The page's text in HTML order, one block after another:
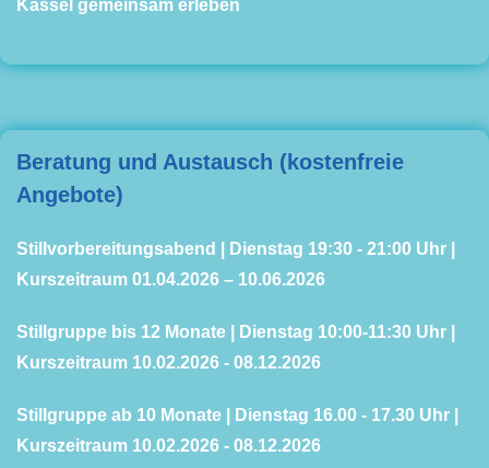
Kassel gemeinsam erleben
Beratung und Austausch (kostenfreie
Angebote)
Stillvorbereitungsabend | Dienstag 19:30 - 21:00 Uhr |
Kurszeitraum 01.04.2026 – 10.06.2026
Stillgruppe bis 12 Monate | Dienstag 10:00-11:30 Uhr |
Kurszeitraum 10.02.2026 - 08.12.2026
Stillgruppe ab 10 Monate | Dienstag 16.00 - 17.30 Uhr |
Kurszeitraum 10.02.2026 - 08.12.2026